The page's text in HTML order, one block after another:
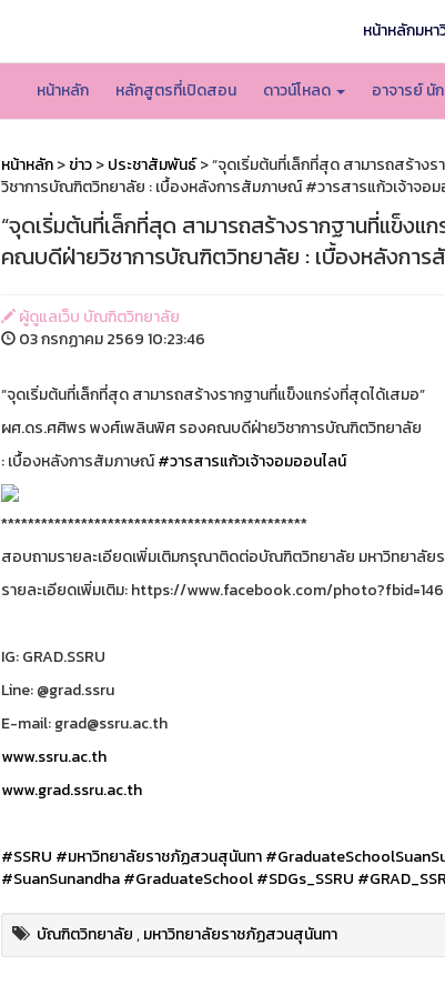
หน้าหลักมห
หน้าหลัก หลักสูตรที่เปิดสอน ดาวน์โหลด อาจารย์ นั
หน้าหลัก>ข่าว>ประชาสัมพันธ์> “จุดเริ่มต้นที่เล็กที่สุด สามารถสร้า
วิชาการบัณฑิตวิทยาลัย : เบื้องหลังการสัมภาษณ์ #วารสารแก้วเจ้าจอ
“จุดเริ่มต้นที่เล็กที่สุด สามารถสร้างรากฐานที่แข็ง
คณบดีฝ่ายวิชาการบัณฑิตวิทยาลัย : เบื้องหลังการ
ผู้ดูแลเว็บ บัณฑิตวิทยาลัย
03 กรกฏาคม 2569 10:23:46
“จุดเริ่มต้นที่เล็กที่สุด สามารถสร้างรากฐานที่แข็งแกร่งที่สุดได้เสมอ”
ผศ.ดร.ศศิพร พงศ์เพลินพิศ รองคณบดีฝ่ายวิชาการบัณฑิตวิทยาลัย
: เบื้องหลังการสัมภาษณ์#วารสารแก้วเจ้าจอมออนไลน์
**********************************************
สอบถามรายละเอียดเพิ่มเติมกรุณาติดต่อบัณฑิตวิทยาลัย มหาวิทยาลัยร
รายละเอียดเพิ่มเติม: https://www.facebook.com/
IG: GRAD.SSRU
Line: @grad.ssru
E-mail: grad@ssru.ac.th
www.ssru.ac.th
www.grad.ssru.ac.th
#SSRU #มหาวิทยาลัยราชภัฏสวนสุนันทา
#SuanSunandha #GraduateSchool #SDGs_SSRU
บัณฑิตวิทยาลัย,มหาวิทยาลัยราชภัฏสวนสุนันทา